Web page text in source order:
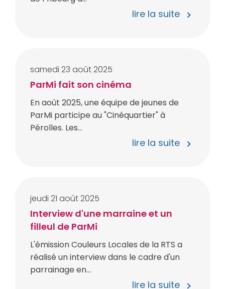
lire la suite
samedi 23 août2025
ParMi fait son cinéma
En août 2025, une équipe de jeunes de
ParMi participe au "Cinéquartier" à
Pérolles. Les...
lire la suite
jeudi 21 août2025
Interview d'une marraine et un
filleul de ParMi
L'émission Couleurs Locales de la RTS a
réalisé un interview dans le cadre d'un
parrainage en...
lire la suite